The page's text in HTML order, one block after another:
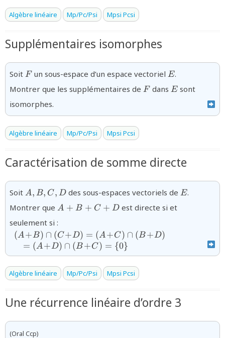
Algèbre linéaire Mp/Pc/Psi Mpsi Pcsi
Supplémentaires isomorphes
Soit F
F un sous-espace d’un espace vectorielE
E.
Montrer que les supplémentaires de F
F dansE
E sont
isomorphes.
Algèbre linéaire Mp/Pc/Psi Mpsi Pcsi
Caractérisation de somme directe
Soit {A,B,C,D}
A, B, C, D des sous-espaces vectoriels de{E}
E.
Montrer que {A+B+C+D}
A + B + C + D est directe si et
seulement si :
(A\!+\!B)\cap(C\!+\!D)=
(A\!+\!C)\cap(B\!+\!D)\\\quad=
(A\!+\!D)\cap(B\!+\!C)=\
(A+B) ∩ (C +D) = (A+C) ∩ (B+D)
= (A+D) ∩ (B+C) = {0}
Algèbre linéaire Mp/Pc/Psi Mpsi Pcsi
Une récurrence linéaire d’ordre 3
(Oral Ccp)